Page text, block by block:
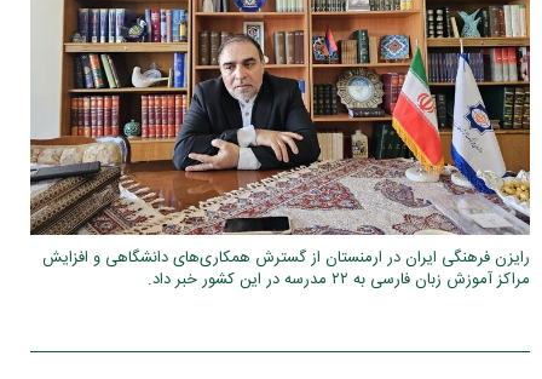
رایزن فرهنگی ایران در ارمنستان از گسترش همکاری‌های دانشگاهی و افزایش
مراکز آموزش زبان فارسی به ۲۲ مدرسه در این کشور خبر داد.